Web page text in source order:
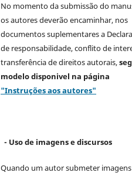
No momento da submissão do
os autores deverão encaminhar, nos
documentos suplementares a
de responsabilidade, conflito de
transferência de direitos autorais,
modelodisponivel na página
"Instruções aos autores"
- Uso de imagens e discursos
Quando um autor submeter